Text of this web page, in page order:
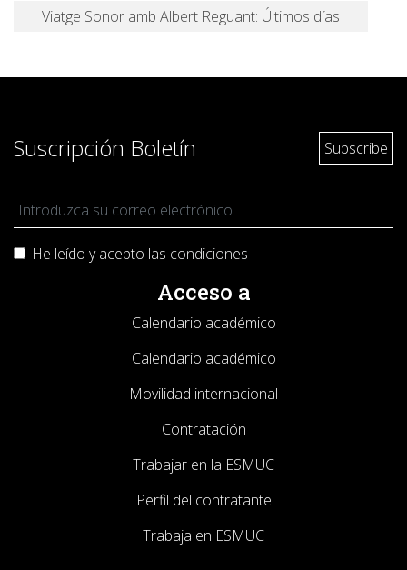
Viatge Sonor amb Albert Reguant: Últimos días
Suscripción Boletín
He leído y acepto las condiciones
Acceso a
Calendario académico
Calendario académico
Movilidad internacional
Contratación
Trabajar en la ESMUC
Perfil del contratante
Trabaja en ESMUC